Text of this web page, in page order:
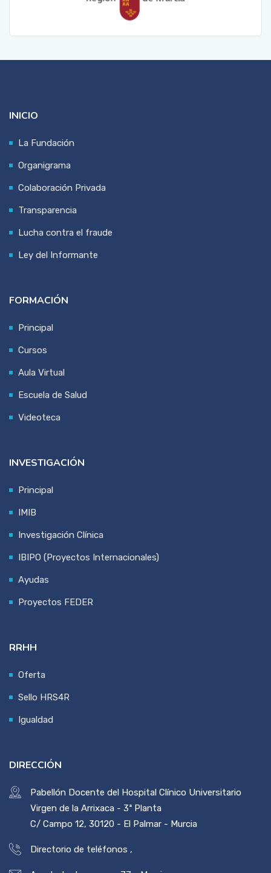
INICIO
La Fundación
Organigrama
Colaboración Privada
Transparencia
Lucha contra el fraude
Ley del Informante
FORMACIÓN
Principal
Cursos
Aula Virtual
Escuela de Salud
Videoteca
INVESTIGACIÓN
Principal
IMIB
Investigación Clínica
IBIPO (Proyectos Internacionales)
Ayudas
Proyectos FEDER
RRHH
Oferta
Sello HRS4R
Igualdad
DIRECCIÓN
Pabellón Docente del Hospital Clínico Universitario
Virgen de la Arrixaca - 3ª Planta
C/ Campo 12, 30120 - El Palmar - Murcia
Directorio de teléfonos ,